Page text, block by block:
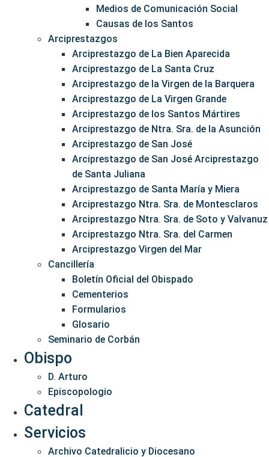
Medios de Comunicación Social
Causas de los Santos
Arciprestazgos
Arciprestazgo de La Bien Aparecida
Arciprestazgo de La Santa Cruz
Arciprestazgo de la Virgen de la Barquera
Arciprestazgo de La Virgen Grande
Arciprestazgo de los Santos Mártires
Arciprestazgo de Ntra. Sra. de la Asunción
Arciprestazgo de San José
Arciprestazgo de San José Arciprestazgo
de Santa Juliana
Arciprestazgo de Santa María y Miera
Arciprestazgo Ntra. Sra. de Montesclaros
Arciprestazgo Ntra. Sra. de Soto y Valvanuz
Arciprestazgo Ntra. Sra. del Carmen
Arciprestazgo Virgen del Mar
Cancillería
Boletín Oficial del Obispado
Cementerios
Formularios
Glosario
Seminario de Corbán
Obispo
D. Arturo
Episcopologio
Catedral
Servicios
Archivo Catedralicio y Diocesano